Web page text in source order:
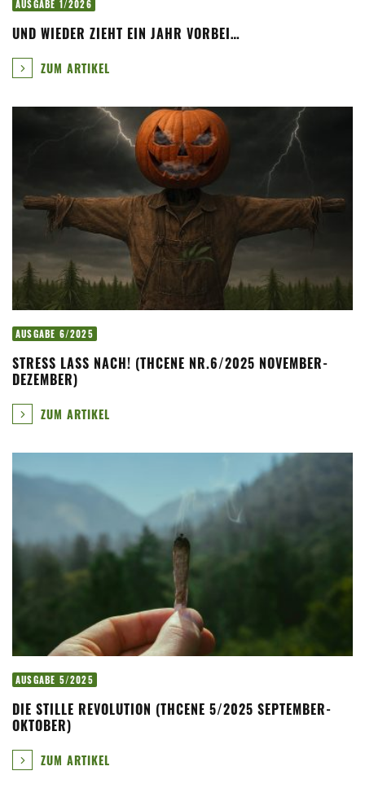
AUSGABE 1/2026
UND WIEDER ZIEHT EIN JAHR VORBEI…
ZUM ARTIKEL
AUSGABE 6/2025
STRESS LASS NACH! (THCENE NR.6/2025 NOVEMBER-
DEZEMBER)
ZUM ARTIKEL
AUSGABE 5/2025
DIE STILLE REVOLUTION (THCENE 5/2025 SEPTEMBER-
OKTOBER)
ZUM ARTIKEL